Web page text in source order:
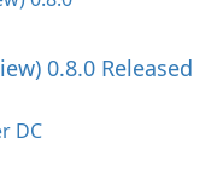
0.8.0 Released